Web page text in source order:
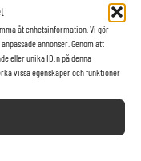
åt enhetsinformation. Vi gör
annonser. Genom att
eller unika ID:n på denna
vissa egenskaper och funktioner